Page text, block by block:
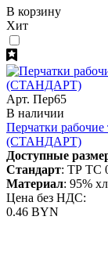
В корзину
Хит
Арт. Пер65
В наличии
Перчатки
(СТАНДАРТ)
Доступные
Стандарт: ТР ТС
Материал: 95%
Цена без НДС:
0.46 BYN